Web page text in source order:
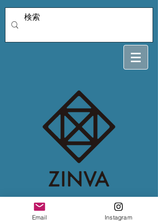
karasu様専用 2/23
Email Instagram